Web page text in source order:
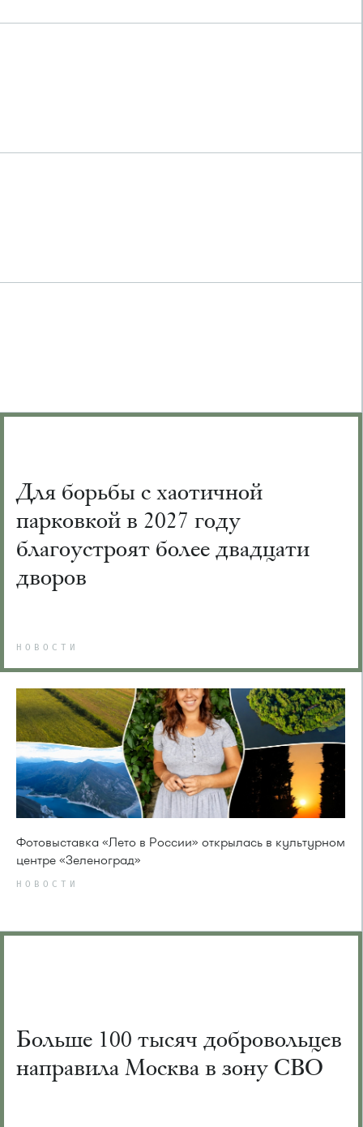
Для борьбы с хаотичной
парковкой в 2027 году
благоустроят более двадцати
дворов
НОВОСТИ
Фотовыставка «Лето в России» открылась в культурном
центре «Зеленоград»
НОВОСТИ
Больше 100 тысяч добровольцев
направила Москва в зону СВО